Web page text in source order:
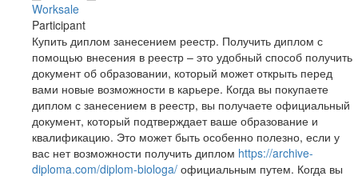
Worksale
Participant
Купить диплом занесением реестр. Получить диплом с
помощью внесения в реестр – это удобный способ получить
документ об образовании, который может открыть перед
вами новые возможности в карьере. Когда вы покупаете
диплом с занесением в реестр, вы получаете официальный
документ, который подтверждает ваше образование и
квалификацию. Это может быть особенно полезно, если у
вас нет возможности получить диплом https://archive-
diploma.com/diplom-biologa/ официальным путем. Когда вы